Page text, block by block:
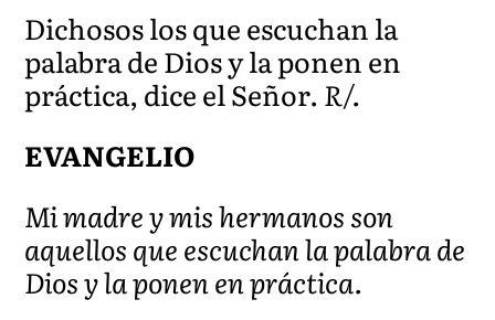
Dichosos los que escuchan la
palabra de Dios y la ponen en
práctica, dice el Señor. R/.
EVANGELIO
Mi madre y mis hermanos son
aquellos que escuchan la palabra de
Dios y la ponen en práctica.